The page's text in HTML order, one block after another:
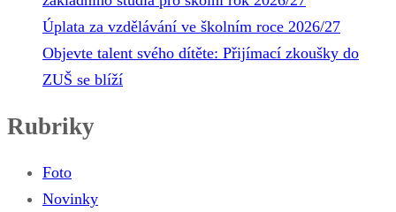
Úplata za vzdělávání ve školním roce 2026/27
Objevte talent svého dítěte: Přijímací zkoušky do
ZUŠ se blíží
Rubriky
Foto
Novinky